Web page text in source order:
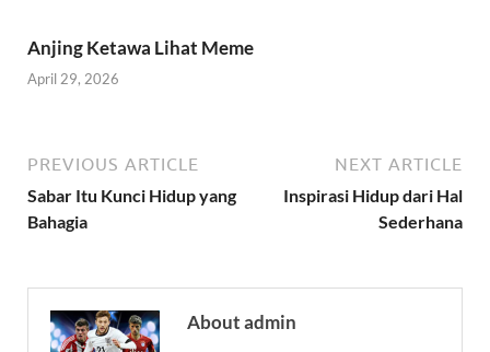
Anjing Ketawa Lihat Meme
April 29, 2026
PREVIOUS ARTICLE
Sabar Itu Kunci Hidup yang
Bahagia
NEXT ARTICLE
Inspirasi Hidup dari Hal
Sederhana
About admin